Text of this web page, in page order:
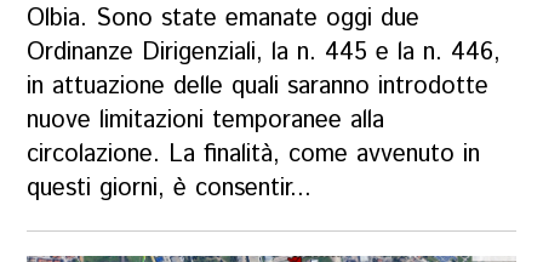
Olbia. Sono state emanate oggi due
Ordinanze Dirigenziali, la n. 445 e la n. 446,
in attuazione delle quali saranno introdotte
nuove limitazioni temporanee alla
circolazione. La finalità, come avvenuto in
questi giorni, è consentir...